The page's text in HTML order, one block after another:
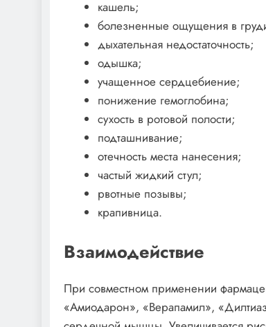
кашель;
болезненные ощущения в
дыхательная недостаточность;
одышка;
учащенное сердцебиение;
понижение гемоглобина;
сухость в ротовой полости;
подташнивание;
отечность места нанесения;
частый жидкий стул;
рвотные позывы;
крапивница.
Взаимодействие
При совместном применении
«Амиодарон», «Верапамил»,